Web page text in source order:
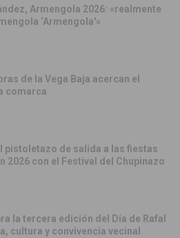
Armengola 2026: «realmente
‘Armengola'»
de la Vega Baja acercan el
comarca
pistoletazo de salida a las fiestas
2026 con el Festival del Chupinazo
la tercera edición del Día de Rafal
cultura y convivencia vecinal